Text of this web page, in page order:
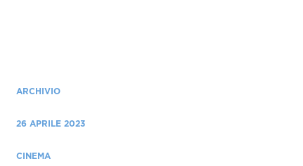
ARCHIVIO
26 APRILE 2023
CINEMA